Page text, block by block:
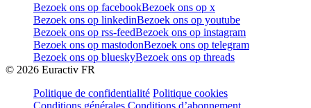
Bezoek ons op facebookBezoek ons op x
Bezoek ons op linkedinBezoek ons op youtube
Bezoek ons op rss-feedBezoek ons op instagram
Bezoek ons op mastodonBezoek ons op telegram
Bezoek ons op blueskyBezoek ons op threads
© 2026 Euractiv FR
Politique de confidentialité Politique cookies
Conditions générales Conditions d’abonnement